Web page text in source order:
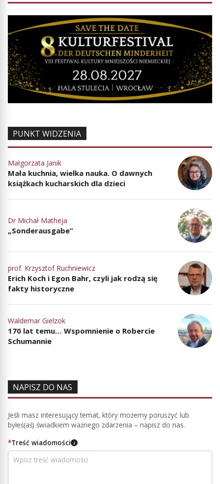
PUNKT WIDZENIA
Małgorzata Janik
Mała kuchnia, wielka nauka. O dawnych
książkach kucharskich dla dzieci
Dr Michał Matheja
„Sonderausgabe”
prof. Krzysztof Ruchniewicz
Erich Koch i Egon Bahr, czyli jak rodzą się
fakty historyczne
Waldemar Gielzok
170 lat temu… Wspomnienie o Robercie
Schumannie
NAPISZ DO NAS
Jeśli masz interesujący temat, który możemy poruszyć lub
byłeś(aś) świadkiem ważnego zdarzenia – napisz do nas.
*Treść wiadomości i